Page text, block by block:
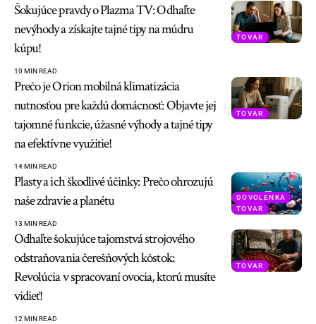
TOVAR
Šokujúce pravdy o Plazma TV: Odhaľte
nevýhody a získajte tajné tipy na múdru
kúpu!
10 MIN READ
TOVAR
Prečo je Orion mobilná klimatizácia
nutnosťou pre každú domácnosť: Objavte jej
tajomné funkcie, úžasné výhody a tajné tipy
na efektívne využitie!
14 MIN READ
DOVOLENKA
TOVAR
Plasty a ich škodlivé účinky: Prečo ohrozujú
naše zdravie a planétu
13 MIN READ
TOVAR
Odhaľte šokujúce tajomstvá strojového
odstraňovania čerešňových kôstok:
Revolúcia v spracovaní ovocia, ktorú musíte
vidieť!
12 MIN READ